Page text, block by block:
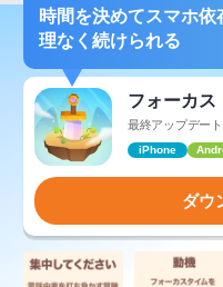
時間を決めてスマホ
理なく続けられる
フォーカス
最終アップデー
iPhone
ダウ